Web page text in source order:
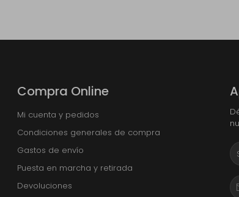
Compra Online
Mi cuenta y pedidos
Condiciones generales de compra
Gastos de envío
Puesta en marcha y retirada
Devoluciones